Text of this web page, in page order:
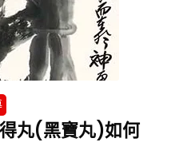
丸(黑寶丸)如何